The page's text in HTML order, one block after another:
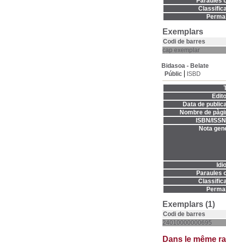
Exemplars
Codi de barres
cap exemplar
Bidasoa - Belate
Públic
ISBD
Data de
Nombre de
ISBN/
Nota
Paraules
Exemplars (1)
Codi de barres
24010000000695
Dans le même